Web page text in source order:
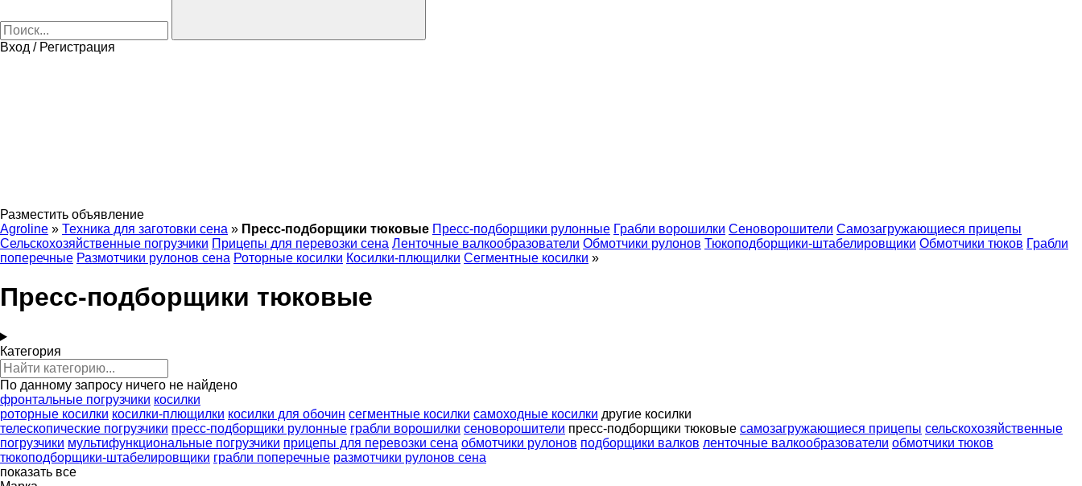
Вход / Регистрация
Разместить объявление
Agroline » Техника для заготовки сена » Пресс-подборщики тюковые Пресс-подборщики рулонные Грабли ворошилки Сеноворошители Самозагружающиеся прицепы
Сельскохозяйственные погрузчики Прицепы для перевозки сена Ленточные валкообразователи Обмотчики рулонов Тюкоподборщики-штабелировщики Обмотчики тюков Грабли
поперечные Размотчики рулонов сена Роторные косилки Косилки-плющилки Сегментные косилки »
Пресс-подборщики тюковые
Категория
По данному запросу ничего не найдено
фронтальные погрузчики косилки
роторные косилки косилки-плющилки косилки для обочин сегментные косилки самоходные косилки другие косилки
телескопические погрузчики пресс-подборщики рулонные грабли ворошилки сеноворошители пресс-подборщики тюковые самозагружающиеся прицепы сельскохозяйственные
погрузчики мультифункциональные погрузчики прицепы для перевозки сена обмотчики рулонов подборщики валков ленточные валкообразователи обмотчики тюков
тюкоподборщики-штабелировщики грабли поперечные размотчики рулонов сена
показать все